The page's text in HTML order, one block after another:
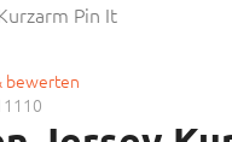
Pin It
bewerten